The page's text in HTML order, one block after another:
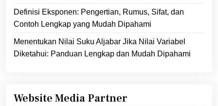
Definisi Eksponen: Pengertian, Rumus, Sifat, dan
Contoh Lengkap yang Mudah Dipahami
Menentukan Nilai Suku Aljabar Jika Nilai Variabel
Diketahui: Panduan Lengkap dan Mudah Dipahami
Website Media Partner